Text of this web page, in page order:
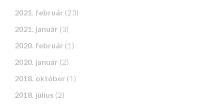
2021. február (23)
2021. január (3)
2020. február (1)
2020. január (2)
2018. október (1)
2018. július (2)